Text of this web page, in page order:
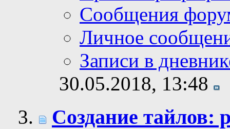
Сообщения
Личное
Записи в
30.05.2018, 13:48
Создание тайлов: